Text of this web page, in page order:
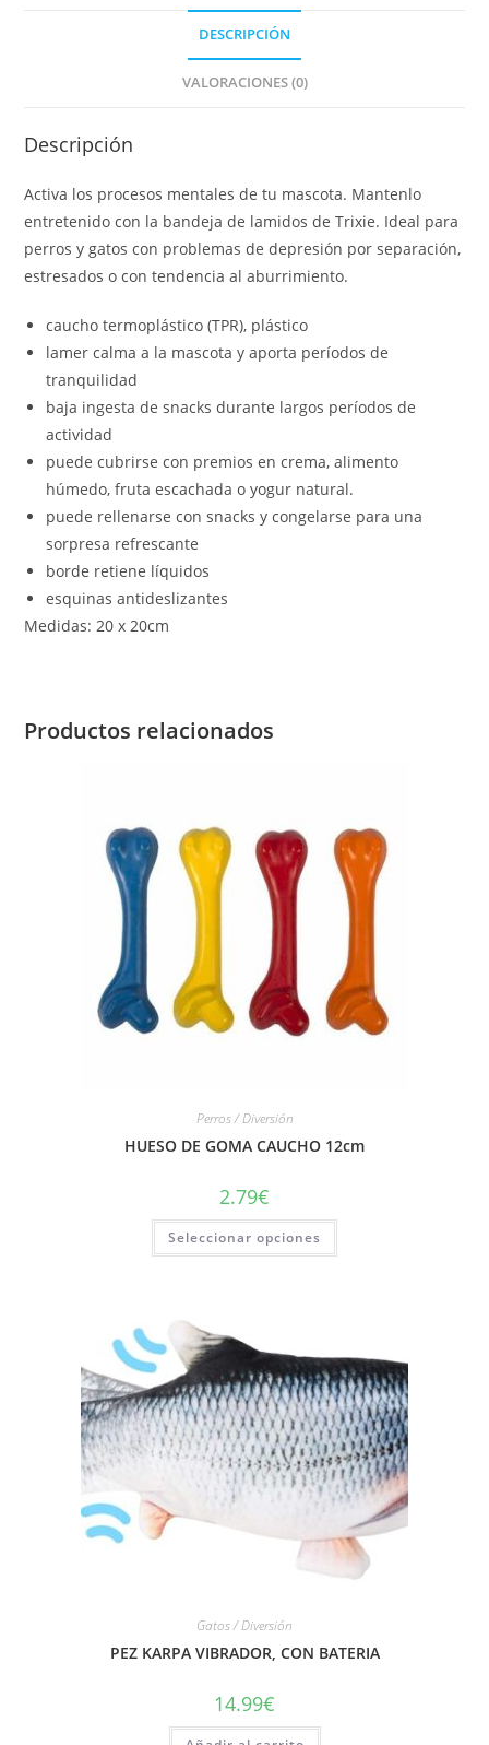
DESCRIPCIÓN
VALORACIONES (0)
Descripción
Activa los procesos mentales de tu mascota. Mantenlo
entretenido con la bandeja de lamidos de Trixie. Ideal para
perros y gatos con problemas de depresión por separación,
estresados o con tendencia al aburrimiento.
caucho termoplástico (TPR), plástico
lamer calma a la mascota y aporta períodos de
tranquilidad
baja ingesta de snacks durante largos períodos de
actividad
puede cubrirse con premios en crema, alimento
húmedo, fruta escachada o yogur natural.
puede rellenarse con snacks y congelarse para una
sorpresa refrescante
borde retiene líquidos
esquinas antideslizantes
Medidas: 20 x 20cm
Productos relacionados
Perros / Diversión
HUESO DE GOMA CAUCHO 12cm
2.79€
Seleccionar opciones
Gatos / Diversión
PEZ KARPA VIBRADOR, CON BATERIA
14.99€